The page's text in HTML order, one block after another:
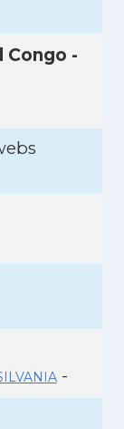
Congo -
-